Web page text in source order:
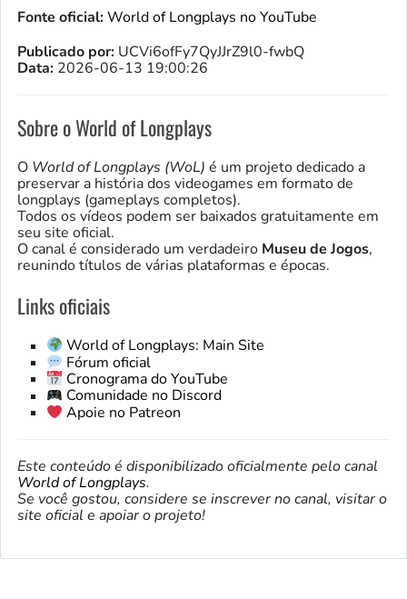
Fonte oficial:World of Longplays no YouTube
Publicado por: UCVi6ofFy7QyJJrZ9l0-fwbQ
Data: 2026-06-13 19:00:26
Sobre o World of Longplays
O World of Longplays (WoL) é um projeto dedicado a
preservar a história dos videogames em formato de
longplays (gameplays completos).
Todos os vídeos podem ser baixados gratuitamente em
seu site oficial.
O canal é considerado um verdadeiro Museu de Jogos,
reunindo títulos de várias plataformas e épocas.
Links oficiais
World of Longplays: Main Site
Fórum oficial
Cronograma do YouTube
Comunidade no Discord
Apoie no Patreon
Este conteúdo é disponibilizado oficialmente pelo canal
World of Longplays.
Se você gostou, considere se inscrever no canal, visitar o
site oficial e apoiar o projeto!